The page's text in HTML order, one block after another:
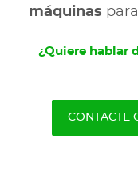
máquinas
¿Quiere hablar
CONTACTE